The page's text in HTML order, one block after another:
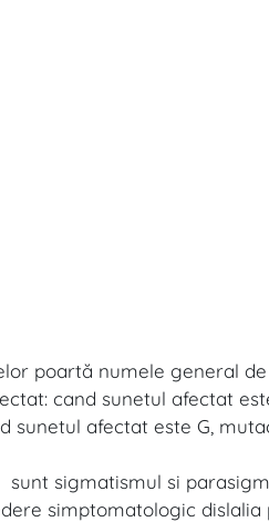
poartă numele general
cand sunetul afectat
sunetul afectat este G,
sigmatismul si
simptomatologic dislalia